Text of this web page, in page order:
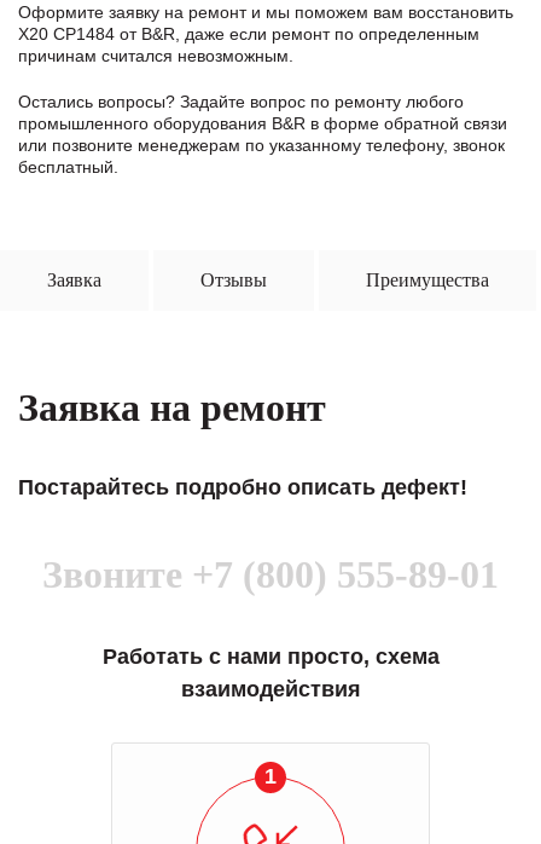
Оформите заявку на ремонт и мы поможем вам восстановить
X20 CP1484 от B&R, даже если ремонт по определенным
причинам считался невозможным.
Остались вопросы? Задайте вопрос по ремонту любого
промышленного оборудования B&R в формe обратной связи
или позвоните менеджерам по указанному телефону, звонок
бесплатный.
Заявка Отзывы Преимущества
Заявка на ремонт
Постарайтесь подробно описать дефект!
Звоните +7 (800) 555-89-01
Работать с нами просто, схема
взаимодействия
1